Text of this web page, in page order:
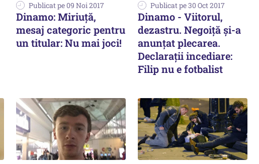
Publicat pe 09 Noi 2017
Dinamo: Miriuță,
mesaj categoric pentru
un titular: Nu mai joci!
Publicat pe 30 Oct 2017
Dinamo - Viitorul,
dezastru. Negoiță și-a
anunțat plecarea.
Declarații incediare:
Filip nu e fotbalist